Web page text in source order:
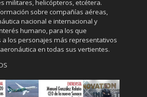
militares, helicópteros, etcétera.
sobre compañías aéreas,
nacional e internacional y
humano, para los que
a los personajes más representativos
en todas sus vertientes.